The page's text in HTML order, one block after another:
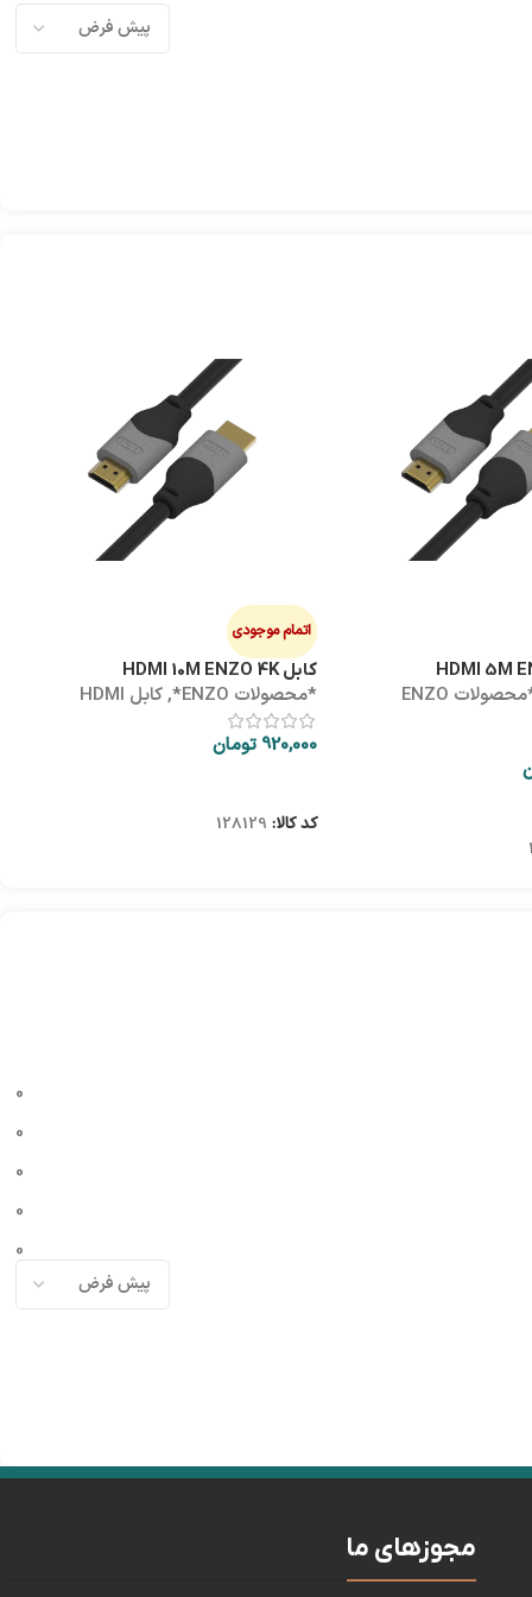
*محصولات ENZO
اتمام موجودی
کابل HDMI 10M ENZO 4K
*محصولات ENZO* ,کابل HDMI
920,000 تومان
کد کالا: 128129
0
0
0
0
0
مجوزهای ما